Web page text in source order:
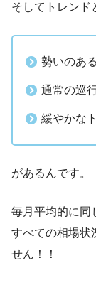
そしてトレンド
勢いのあ
通常の巡
緩やかな
があるんです。
毎月平均的に同
すべての相場状
せん！！